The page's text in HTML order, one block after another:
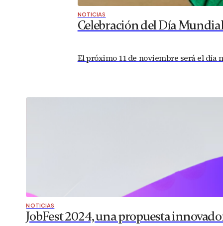
NOTICIAS
Celebración del Día
El próximo 11 de noviembre será el día
NOTICIAS
JobFest 2024, una propuesta